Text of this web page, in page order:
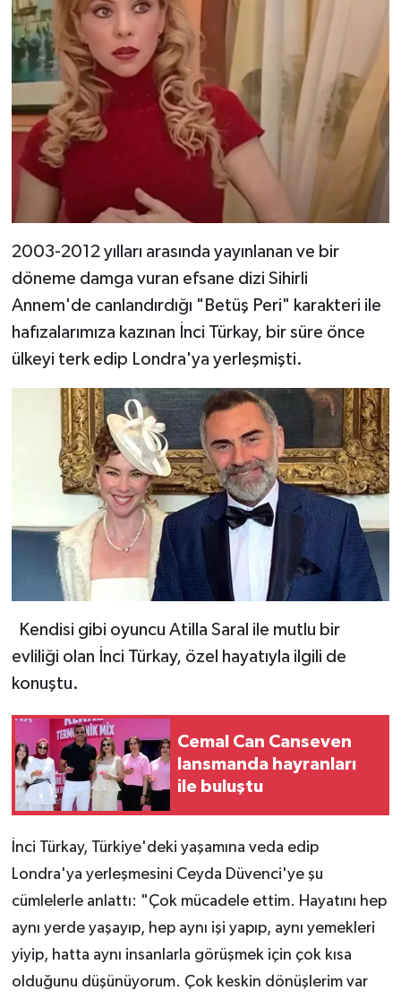
2003-2012 yılları arasında yayınlanan ve bir
döneme damga vuran efsane dizi Sihirli
Annem'de canlandırdığı "Betüş Peri" karakteri ile
hafızalarımıza kazınan İnci Türkay, bir süre önce
ülkeyi terk edip Londra'ya yerleşmişti.
Kendisi gibi oyuncu Atilla Saral ile mutlu bir
evliliği olan İnci Türkay, özel hayatıyla ilgili de
konuştu.
Cemal Can Canseven
lansmanda hayranları
ile buluştu
İnci Türkay, Türkiye'deki yaşamına veda edip
Londra'ya yerleşmesini Ceyda Düvenci'ye şu
cümlelerle anlattı: "Çok mücadele ettim. Hayatını hep
aynı yerde yaşayıp, hep aynı işi yapıp, aynı yemekleri
yiyip, hatta aynı insanlarla görüşmek için çok kısa
olduğunu düşünüyorum. Çok keskin dönüşlerim var